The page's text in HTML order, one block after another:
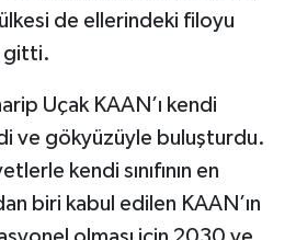
de ellerindeki filoyu
gitti.
Uçak KAAN’ı kendi
ve gökyüzüyle buluşturdu.
kendi sınıfının en
biri kabul edilen KAAN’ın